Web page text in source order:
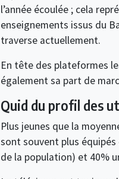
l’année écoulée ; cela
enseignements issus du
traverse actuellement.
En tête des plateformes
également sa part de
Quid du profil des
Plus jeunes que la
sont souvent plus équipés
de la population) et 40%